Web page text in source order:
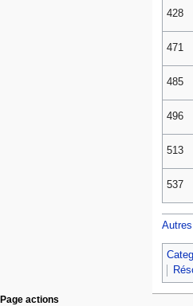
428
471
485
496
513
537
Page actions